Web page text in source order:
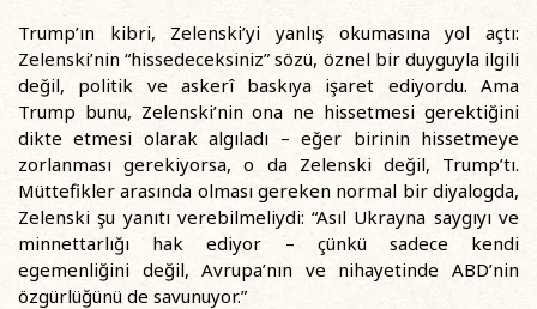
Trump’ın kibri, Zelenski’yi yanlış okumasına yol açtı:
Zelenski’nin “hissedeceksiniz” sözü, öznel bir duyguyla ilgili
değil, politik ve askerî baskıya işaret ediyordu. Ama
Trump bunu, Zelenski’nin ona ne hissetmesi gerektiğini
dikte etmesi olarak algıladı – eğer birinin hissetmeye
zorlanması gerekiyorsa, o da Zelenski değil, Trump’tı.
Müttefikler arasında olması gereken normal bir diyalogda,
Zelenski şu yanıtı verebilmeliydi: “Asıl Ukrayna saygıyı ve
minnettarlığı hak ediyor – çünkü sadece kendi
egemenliğini değil, Avrupa’nın ve nihayetinde ABD’nin
özgürlüğünü de savunuyor.”